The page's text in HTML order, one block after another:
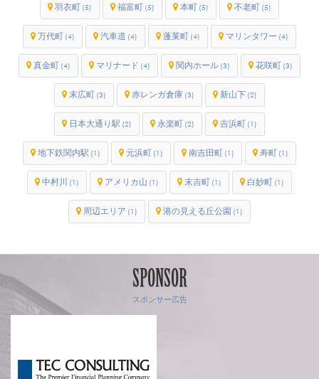
羽衣町 (5) 福富町 (5) 本町 (5) 不老町 (5)
万代町 (4) 汽車道 (4) 蓬莱町 (4) マリンタワー (4)
真金町 (4) マリナード (4) 関内ホール (3) 花咲町 (3)
末広町 (3) 赤レンガ倉庫 (3) 新山下 (2)
日本大通り駅 (2) 永楽町 (2) 吉浜町 (1)
地下鉄関内駅 (1) 元浜町 (1) 南吉田町 (1) 寿町 (1)
中村川 (1) アメリカ山 (1) 末吉町 (1) 白妙町 (1)
周辺エリア (1) 港の見える丘公園 (1)
SPONSOR
スポンサー広告